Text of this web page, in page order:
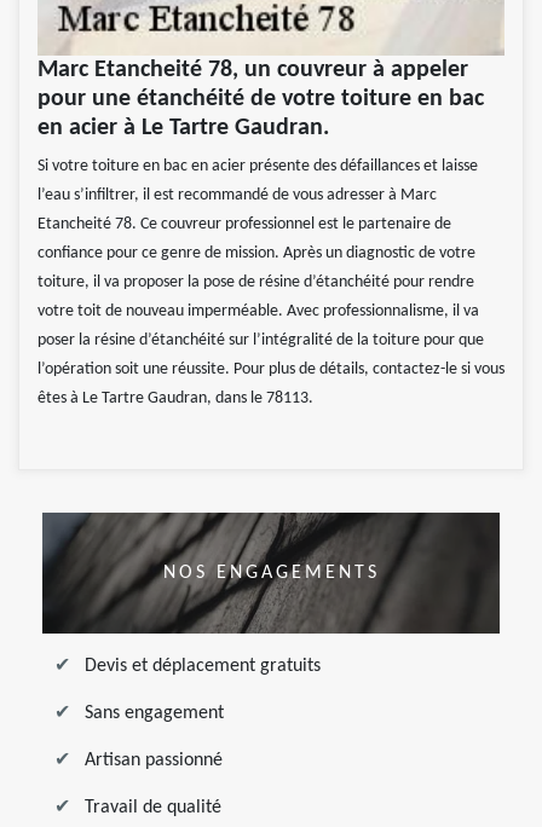
Marc Etancheité 78, un couvreur à appeler
pour une étanchéité de votre toiture en bac
en acier à Le Tartre Gaudran.
Si votre toiture en bac en acier présente des défaillances et laisse
l’eau s’infiltrer, il est recommandé de vous adresser à Marc
Etancheité 78. Ce couvreur professionnel est le partenaire de
confiance pour ce genre de mission. Après un diagnostic de votre
toiture, il va proposer la pose de résine d’étanchéité pour rendre
votre toit de nouveau imperméable. Avec professionnalisme, il va
poser la résine d’étanchéité sur l’intégralité de la toiture pour que
l’opération soit une réussite. Pour plus de détails, contactez-le si vous
êtes à Le Tartre Gaudran, dans le 78113.
NOS ENGAGEMENTS
Devis et déplacement gratuits
Sans engagement
Artisan passionné
Travail de qualité